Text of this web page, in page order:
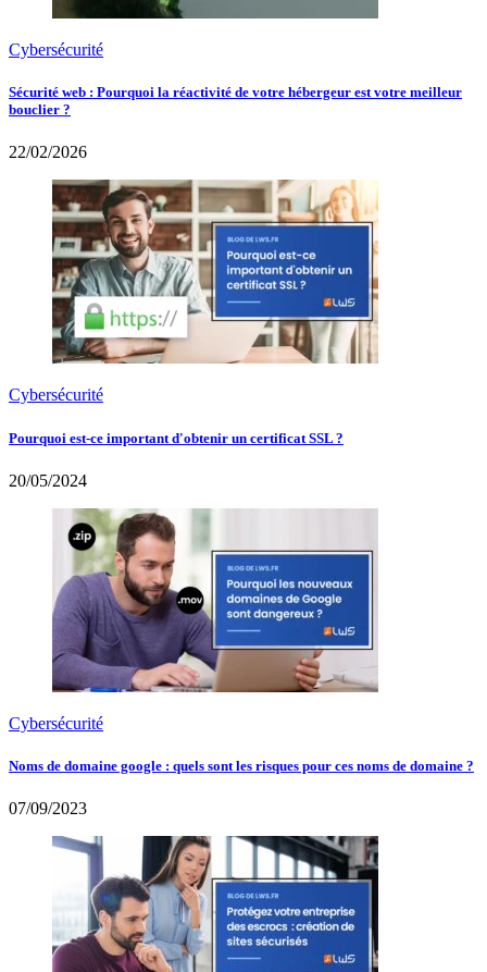
Cybersécurité
Sécurité web : Pourquoi la réactivité de votre hébergeur est votre meilleur
bouclier ?
22/02/2026
Cybersécurité
Pourquoi est-ce important d'obtenir un certificat SSL ?
20/05/2024
Cybersécurité
Noms de domaine google : quels sont les risques pour ces noms de domaine ?
07/09/2023